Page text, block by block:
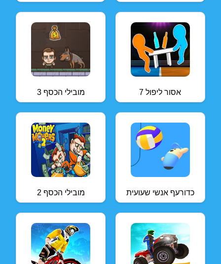
מובילי הכסף 3 אסור ליפול 7
מובילי הכסף 2 כדורעף אנשי שעועית